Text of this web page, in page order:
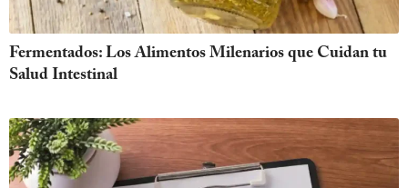
Fermentados: Los Alimentos Milenarios que Cuidan tu
Salud Intestinal